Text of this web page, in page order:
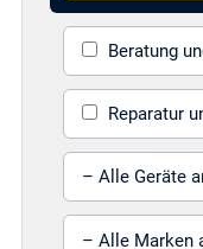
Beratung
Reparatur
Gerät auswählen
Marke auswählen